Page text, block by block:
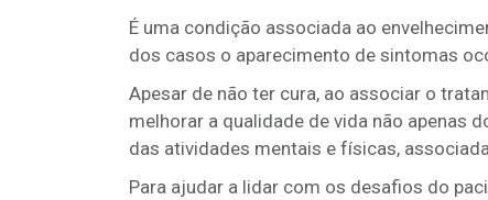
É uma condição associada ao
dos casos o aparecimento de sintomas
Apesar de não ter cura, ao associar o
melhorar a qualidade de vida não apenas
das atividades mentais e físicas,
Para ajudar a lidar com os desafios do